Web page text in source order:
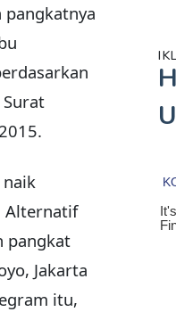
Alternatif
pangkat
Jakarta
itu,